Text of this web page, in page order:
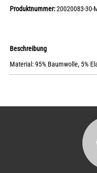
Produktnummer:20020083-30-
Beschreibung
Material: 95% Baumwolle, 5%